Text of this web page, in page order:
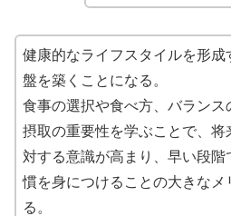
健康的なライフスタイルを形成
盤を築くことになる。
食事の選択や食べ方、バランス
摂取の重要性を学ぶことで、将
対する意識が高まり、早い段階
慣を身につけることの大きなメ
る。